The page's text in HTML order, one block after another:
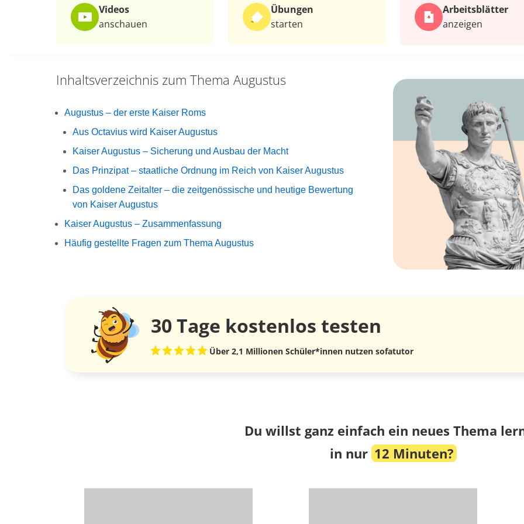
Videos
anschauen
Übungen
starten
Arbeits­blätter
anzeigen
Inhaltsverzeichnis zum Thema Augustus
Augustus – der erste Kaiser Roms
Aus Octavius wird Kaiser Augustus
Kaiser Augustus – Sicherung und Ausbau der Macht
Das Prinzipat – staatliche Ordnung im Reich von Kaiser Augustus
Das goldene Zeitalter – die zeitgenössische und heutige Bewertung
von Kaiser Augustus
Kaiser Augustus – Zusammenfassung
Häufig gestellte Fragen zum Thema Augustus
30 Tage kostenlos testen
Über 2,1 Millionen Schüler*innen nutzen sofatutor
Du willst ganz einfach ein neues Thema
in nur 12 Minuten?